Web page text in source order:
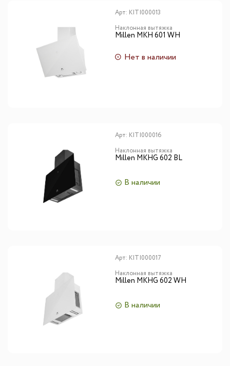
Арт: KITI000013
Наклонная вытяжка
Millen MKH 601 WH
Нет в наличии
Арт: KITI000016
Наклонная вытяжка
Millen MKHG 602 BL
В наличии
Арт: KITI000017
Наклонная вытяжка
Millen MKHG 602 WH
В наличии